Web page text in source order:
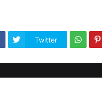
Twitter